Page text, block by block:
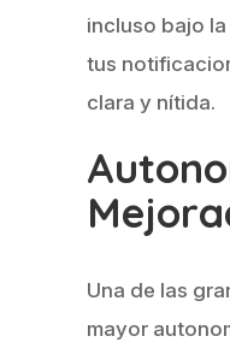
incluso bajo
tus
clara y nítida.
Una de las
mayor